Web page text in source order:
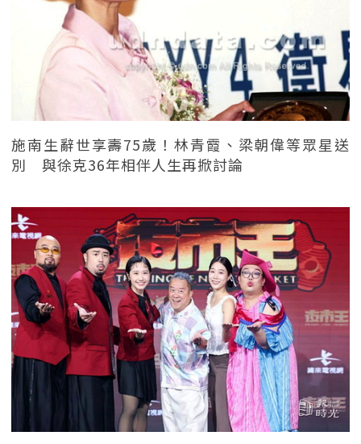
施南生辭世享壽75歲！林青霞、梁朝偉等眾星送
別 與徐克36年相伴人生再掀討論